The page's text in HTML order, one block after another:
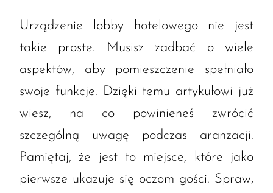
Urządzenie lobby hotelowego nie jest
takie proste. Musisz zadbać o wiele
aspektów, aby pomieszczenie spełniało
swoje funkcje. Dzięki temu artykułowi już
wiesz, na co powinieneś zwrócić
szczególną uwagę podczas aranżacji.
Pamiętaj, że jest to miejsce, które jako
pierwsze ukazuje się oczom gości. Spraw,